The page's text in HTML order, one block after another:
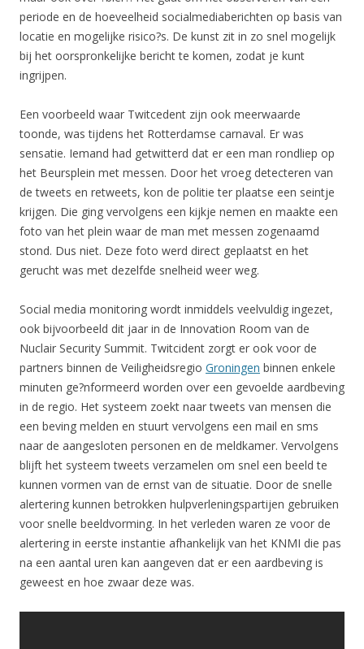
periode en de hoeveelheid socialmediaberichten op basis van
locatie en mogelijke risico?s. De kunst zit in zo snel mogelijk
bij het oorspronkelijke bericht te komen, zodat je kunt
ingrijpen.
Een voorbeeld waar Twitcedent zijn ook meerwaarde
toonde, was tijdens het Rotterdamse carnaval. Er was
sensatie. Iemand had getwitterd dat er een man rondliep op
het Beursplein met messen. Door het vroeg detecteren van
de tweets en retweets, kon de politie ter plaatse een seintje
krijgen. Die ging vervolgens een kijkje nemen en maakte een
foto van het plein waar de man met messen zogenaamd
stond. Dus niet. Deze foto werd direct geplaatst en het
gerucht was met dezelfde snelheid weer weg.
Social media monitoring wordt inmiddels veelvuldig ingezet,
ook bijvoorbeeld dit jaar in de Innovation Room van de
Nuclair Security Summit. Twitcident zorgt er ook voor de
partners binnen de Veiligheidsregio Groningen binnen enkele
minuten ge?nformeerd worden over een gevoelde aardbeving
in de regio. Het systeem zoekt naar tweets van mensen die
een beving melden en stuurt vervolgens een mail en sms
naar de aangesloten personen en de meldkamer. Vervolgens
blijft het systeem tweets verzamelen om snel een beeld te
kunnen vormen van de ernst van de situatie. Door de snelle
alertering kunnen betrokken hulpverleningspartijen gebruiken
voor snelle beeldvorming. In het verleden waren ze voor de
alertering in eerste instantie afhankelijk van het KNMI die pas
na een aantal uren kan aangeven dat er een aardbeving is
geweest en hoe zwaar deze was.